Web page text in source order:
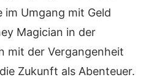
im Umgang mit Geld
Magician in der
mit der Vergangenheit
Zukunft als Abenteuer.